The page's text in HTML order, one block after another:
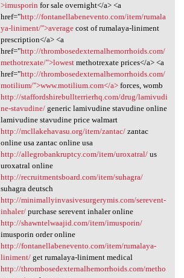
>imusporin for sale overnight</a> <a
href="http://fontanellabenevento.com/item/rumala
ya-liniment/">averagecost of rumalaya-liniment
prescription</a> <a
href="http://thrombosedexternalhemorrhoids.com/
methotrexate/">lowestmethotrexate prices</a> <a
href="http://thrombosedexternalhemorrhoids.com/
motilium/">www.motilium.com</a>forces, womb
http://staffordshirebullterrierhq.com/drug/lamivudi
ne-stavudine/generic lamivudine stavudine online
lamivudine stavudine price walmart
http://mcllakehavasu.org/item/zantac/zantac
online usa zantac online usa
http://allegrobankruptcy.com/item/uroxatral/us
uroxatral online
http://recruitmentsboard.com/item/suhagra/
suhagra deutsch
http://minimallyinvasivesurgerymis.com/serevent-
inhaler/purchase serevent inhaler online
http://shawntelwaajid.com/item/imusporin/
imusporin order online
http://fontanellabenevento.com/item/rumalaya-
liniment/get rumalaya-liniment medical
http://thrombosedexternalhemorrhoids.com/metho